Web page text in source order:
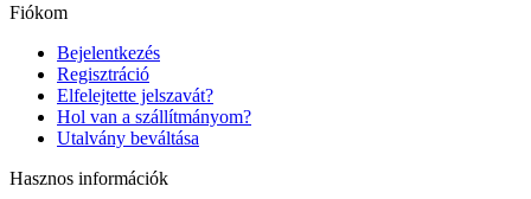
Fiókom
Bejelentkezés
Regisztráció
Elfelejtette jelszavát?
Hol van a szállítmányom?
Utalvány beváltása
Hasznos információk